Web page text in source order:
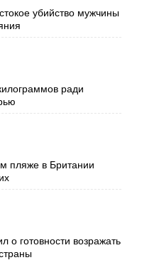
убийство мужчины
ради
пляже в Британии
о готовности возражать